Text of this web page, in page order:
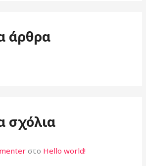
άρθρα
σχόλια
στο Hello world!